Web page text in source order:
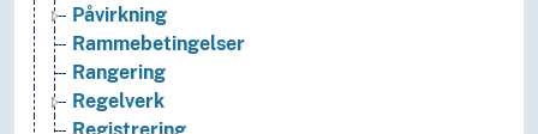
Påvirkning
Rammebetingelser
Rangering
Regelverk